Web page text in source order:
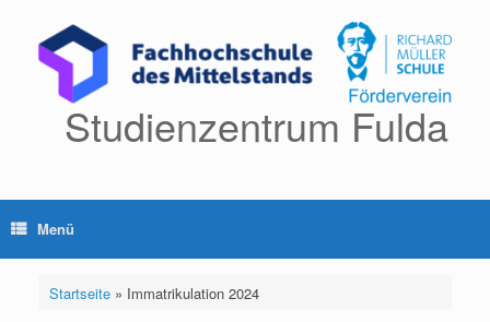
springen
Studienzentrum Fulda
Menü
Startseite» Immatrikulation 2024